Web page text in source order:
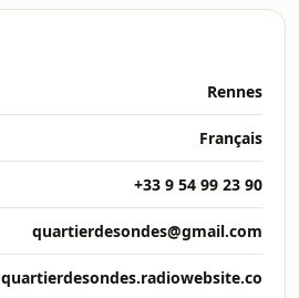
Rennes
Français
+33 9 54 99 23 90
quartierdesondes@gmail.com
quartierdesondes.radiowebsite.co